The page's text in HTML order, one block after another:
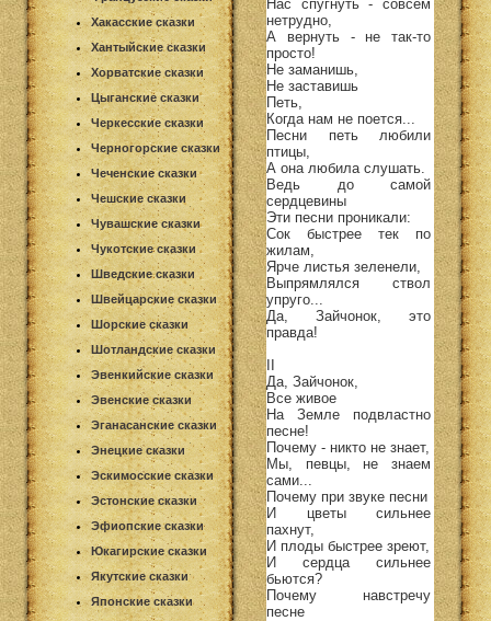
Хакасские сказки
Хантыйские сказки
Хорватские сказки
Цыганские сказки
Черкесские сказки
Черногорские сказки
Чеченские сказки
Чешские сказки
Чувашские сказки
Чукотские сказки
Шведские сказки
Швейцарские сказки
Шорские сказки
Шотландские сказки
Эвенкийские сказки
Эвенские сказки
Эганасанские сказки
Энецкие сказки
Эскимосские сказки
Эстонские сказки
Эфиопские сказки
Юкагирские сказки
Якутские сказки
Японские сказки
Нас спугнуть - совсем
нетрудно,
А вернуть - не так-то
просто!
Не заманишь,
Не заставишь
Петь,
Когда нам не поется...
Песни петь любили
птицы,
А она любила слушать.
Ведь до самой
сердцевины
Эти песни проникали:
Сок быстрее тек по
жилам,
Ярче листья зеленели,
Выпрямлялся ствол
упруго...
Да, Зайчонок, это
правда!
Да, Зайчонок,
Все живое
На Земле подвластно
песне!
Почему - никто не знает,
Мы, певцы, не знаем
сами...
Почему при звуке песни
И цветы сильнее
пахнут,
И плоды быстрее зреют,
И сердца сильнее
бьются?
Почему навстречу
песне